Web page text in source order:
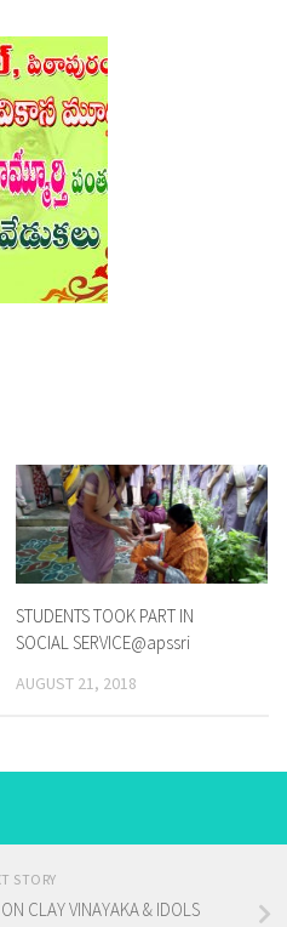
STUDENTS TOOK PART IN
SOCIAL SERVICE@apssri
AUGUST 21, 2018
STORY
CLAY VINAYAKA & IDOLS